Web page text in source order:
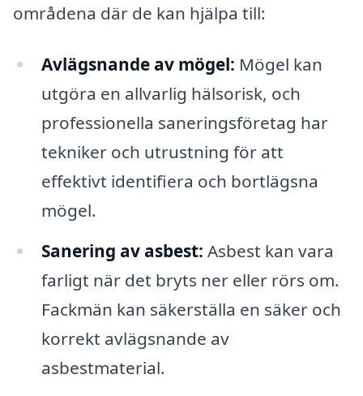
områdena där de kan hjälpa till:
Avlägsnande av mögel: Mögel kan
utgöra en allvarlig hälsorisk, och
professionella saneringsföretag har
tekniker och utrustning för att
effektivt identifiera och bortlägsna
mögel.
Sanering av asbest: Asbest kan vara
farligt när det bryts ner eller rörs om.
Fackmän kan säkerställa en säker och
korrekt avlägsnande av
asbestmaterial.